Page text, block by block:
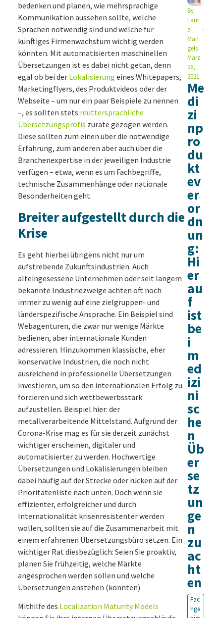
bedenken und planen, wie mehrsprachige
Kommunikation aussehen sollte, welche
Sprachen notwendig sind und welche für
künftiges Firmenwachstum wichtig werden
könnten. Mit automatisierten maschinellen
Übersetzungen ist es dabei nicht getan, denn
egal ob bei der Lokalisierung eines Whitepapers,
Marketingflyers, des Produktvideos oder der
Webseite – um nur ein paar Beispiele zu nennen
–, es sollten stets muttersprachliche
Übersetzungsprofis zurate gezogen werden.
Diese sollten zum einen über die notwendige
Erfahrung, zum anderen aber auch über die
Branchenexpertise in der jeweiligen Industrie
verfügen – etwa, wenn es um Fachbegriffe,
technische Zusammenhänge oder nationale
Besonderheiten geht.
Breiter aufgestellt durch die
Krise
Es geht hierbei übrigens nicht nur um
aufstrebende Zukunftsindustrien. Auch
alteingesessene Unternehmen oder seit langem
bekannte Industriezweige achten oft noch
immer zu wenig auf eine zielgruppen- und
länderspezifische Ansprache. Ein Beispiel sind
Webagenturen, die zwar nur wenige Märkte
bedienen, aber internationale Kunden
adressieren. Hinzukommen klassische, eher
konservative Industrien, die noch nicht
ausreichend in professionelle Übersetzungen
investieren, um so den internationalen Erfolg zu
forcieren und sich wettbewerbsstark
aufzustellen. Beispiel hier: der
metallverarbeitende Mittelstand. Aufgrund der
Corona-Krise mag es für sie derzeit zunächst
wichtiger erscheinen, digitaler und
automatisierter zu werden. Hochwertige
Übersetzungen und Lokalisierungen bleiben
dabei häufig auf der Strecke oder rücken auf der
Prioritätenliste nach unten. Doch wenn sie
effizienter, erfolgreicher und durch
Internationalität krisenresistenter werden
wollen, sollten sie auf die Zusammenarbeit mit
einem erfahrenen Übersetzungsbüro setzen. Ein
wichtiger Rat diesbezüglich: Seien Sie proaktiv,
planen Sie frühzeitig, welche Märkte
angesprochen werden sollen und welche
Übersetzungen anstehen (könnten).
Mithilfe des Localization Maturity Models
By
Laur
a
Man
gels
März
26,
2021
Me
di
zi
np
ro
du
kt
ev
er
or
dn
un
g:
Hi
er
au
f
ist
be
i
m
ed
izi
ni
sc
he
n
Üb
er
se
tz
un
ge
n
zu
ac
ht
en
Fac
hge